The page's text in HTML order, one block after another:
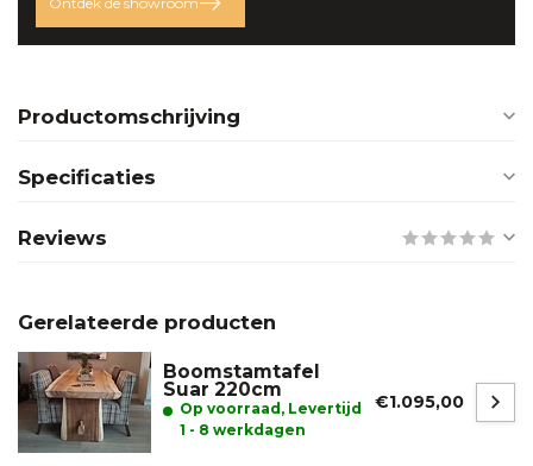
Productomschrijving
Specificaties
Reviews
Gerelateerde producten
Boomstamtafel
Suar 220cm
Op voorraad, Levertijd
1 - 8 werkdagen
€1.095,00